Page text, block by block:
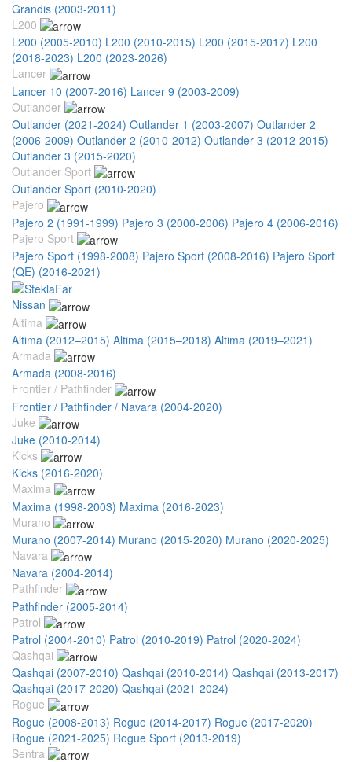
Grandis (2003-2011)
L200
L200 (2005-2010) L200 (2010-2015) L200 (2015-2017) L200
(2018-2023) L200 (2023-2026)
Lancer
Lancer 10 (2007-2016) Lancer 9 (2003-2009)
Outlander
Outlander (2021-2024) Outlander 1 (2003-2007) Outlander 2
(2006-2009) Outlander 2 (2010-2012) Outlander 3 (2012-2015)
Outlander 3 (2015-2020)
Outlander Sport
Outlander Sport (2010-2020)
Pajero
Pajero 2 (1991-1999) Pajero 3 (2000-2006) Pajero 4 (2006-2016)
Pajero Sport
Pajero Sport (1998-2008) Pajero Sport (2008-2016) Pajero Sport
(QE) (2016-2021)
Nissan
Altima
Altima (2012–2015) Altima (2015–2018) Altima (2019–2021)
Armada
Armada (2008-2016)
Frontier / Pathfinder
Frontier / Pathfinder / Navara (2004-2020)
Juke
Juke (2010-2014)
Kicks
Kicks (2016-2020)
Maxima
Maxima (1998-2003) Maxima (2016-2023)
Murano
Murano (2007-2014) Murano (2015-2020) Murano (2020-2025)
Navara
Navara (2004-2014)
Pathfinder
Pathfinder (2005-2014)
Patrol
Patrol (2004-2010) Patrol (2010-2019) Patrol (2020-2024)
Qashqai
Qashqai (2007-2010) Qashqai (2010-2014) Qashqai (2013-2017)
Qashqai (2017-2020) Qashqai (2021-2024)
Rogue
Rogue (2008-2013) Rogue (2014-2017) Rogue (2017-2020)
Rogue (2021-2025) Rogue Sport (2013-2019)
Sentra